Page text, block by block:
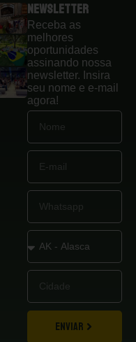
Newsletter
Receba as
melhores
oportunidades
assinando nossa
newsletter. Insira
seu nome e e-mail
agora!
ENVIAR